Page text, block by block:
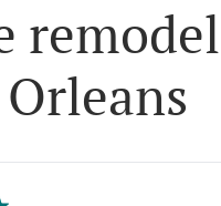
Orleans